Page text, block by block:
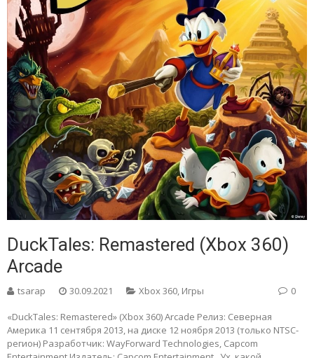
DuckTales: Remastered (Xbox 360)
Arcade
tsarap 30.09.2021 Xbox 360, Игры 0
«DuckTales: Remastered» (Xbox 360) Arcade Релиз: Северная
Америка 11 сентября 2013, на диске 12 ноября 2013 (только NTSC-
регион) Разработчик: WayForward Technologies, Capcom